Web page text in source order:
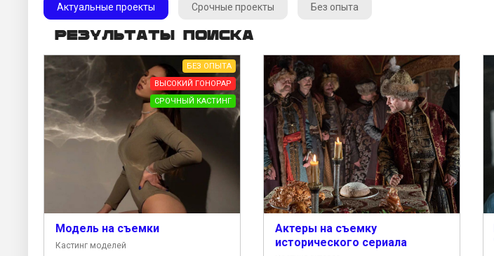
Актуальные проекты Срочные проекты Без опыта
Результаты поиска
БЕЗ ОПЫТА
ВЫСОКИЙ ГОНОРАР
СРОЧНЫЙ КАСТИНГ
Модель на съемки
Кастинг моделей
Актеры на съемку
исторического сериала